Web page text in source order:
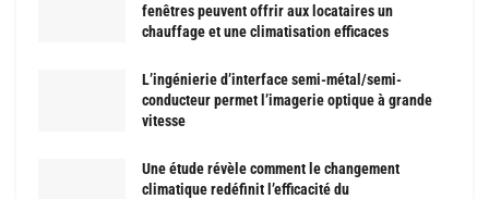
fenêtres peuvent offrir aux locataires un
chauffage et une climatisation efficaces
L’ingénierie d’interface semi-métal/semi-
conducteur permet l’imagerie optique à grande
vitesse
Une étude révèle comment le changement
climatique redéfinit l’efficacité du